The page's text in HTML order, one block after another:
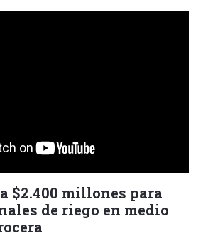
$2.400 millones para
de riego en medio